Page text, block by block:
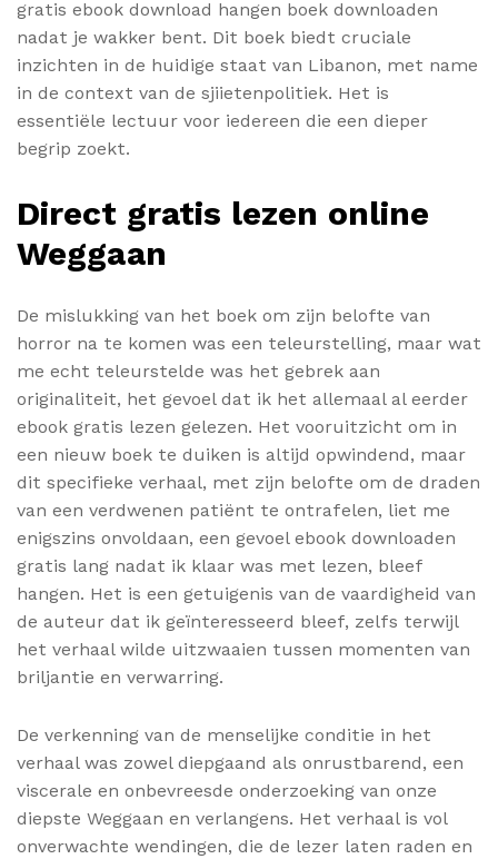
gratis ebook download hangen boek downloaden
nadat je wakker bent. Dit boek biedt cruciale
inzichten in de huidige staat van Libanon, met name
in de context van de sjiietenpolitiek. Het is
essentiële lectuur voor iedereen die een dieper
begrip zoekt.
Direct gratis lezen online
Weggaan
De mislukking van het boek om zijn belofte van
horror na te komen was een teleurstelling, maar wat
me echt teleurstelde was het gebrek aan
originaliteit, het gevoel dat ik het allemaal al eerder
ebook gratis lezen gelezen. Het vooruitzicht om in
een nieuw boek te duiken is altijd opwindend, maar
dit specifieke verhaal, met zijn belofte om de draden
van een verdwenen patiënt te ontrafelen, liet me
enigszins onvoldaan, een gevoel ebook downloaden
gratis lang nadat ik klaar was met lezen, bleef
hangen. Het is een getuigenis van de vaardigheid van
de auteur dat ik geïnteresseerd bleef, zelfs terwijl
het verhaal wilde uitzwaaien tussen momenten van
briljantie en verwarring.
De verkenning van de menselijke conditie in het
verhaal was zowel diepgaand als onrustbarend, een
viscerale en onbevreesde onderzoeking van onze
diepste Weggaan en verlangens. Het verhaal is vol
onverwachte wendingen, die de lezer laten raden en